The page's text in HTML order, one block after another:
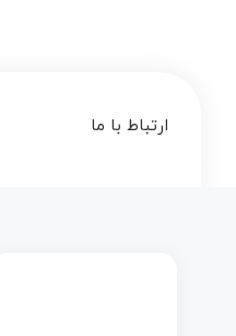
ارتباط با ما